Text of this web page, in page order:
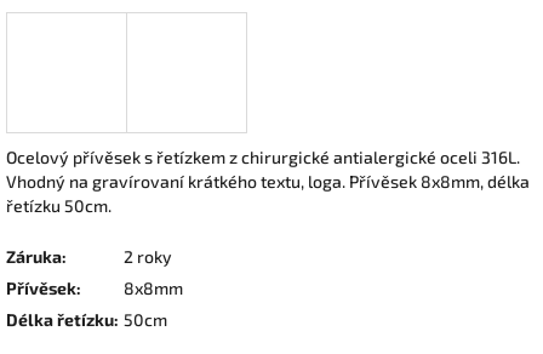
Ocelový přívěsek s řetízkem z chirurgické antialergické oceli 316L.
Vhodný na gravírovaní krátkého textu, loga. Přívěsek 8x8mm, délka
řetízku 50cm.
Záruka:
2 roky
Přívěsek:
8x8mm
Délka řetízku: 50cm